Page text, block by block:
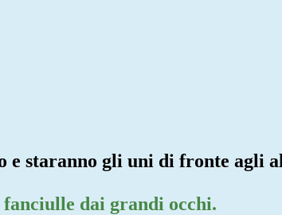
e staranno gli uni di fronte agli
fanciulle dai grandi occhi.